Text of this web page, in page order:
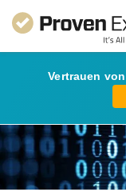
Vertrauen